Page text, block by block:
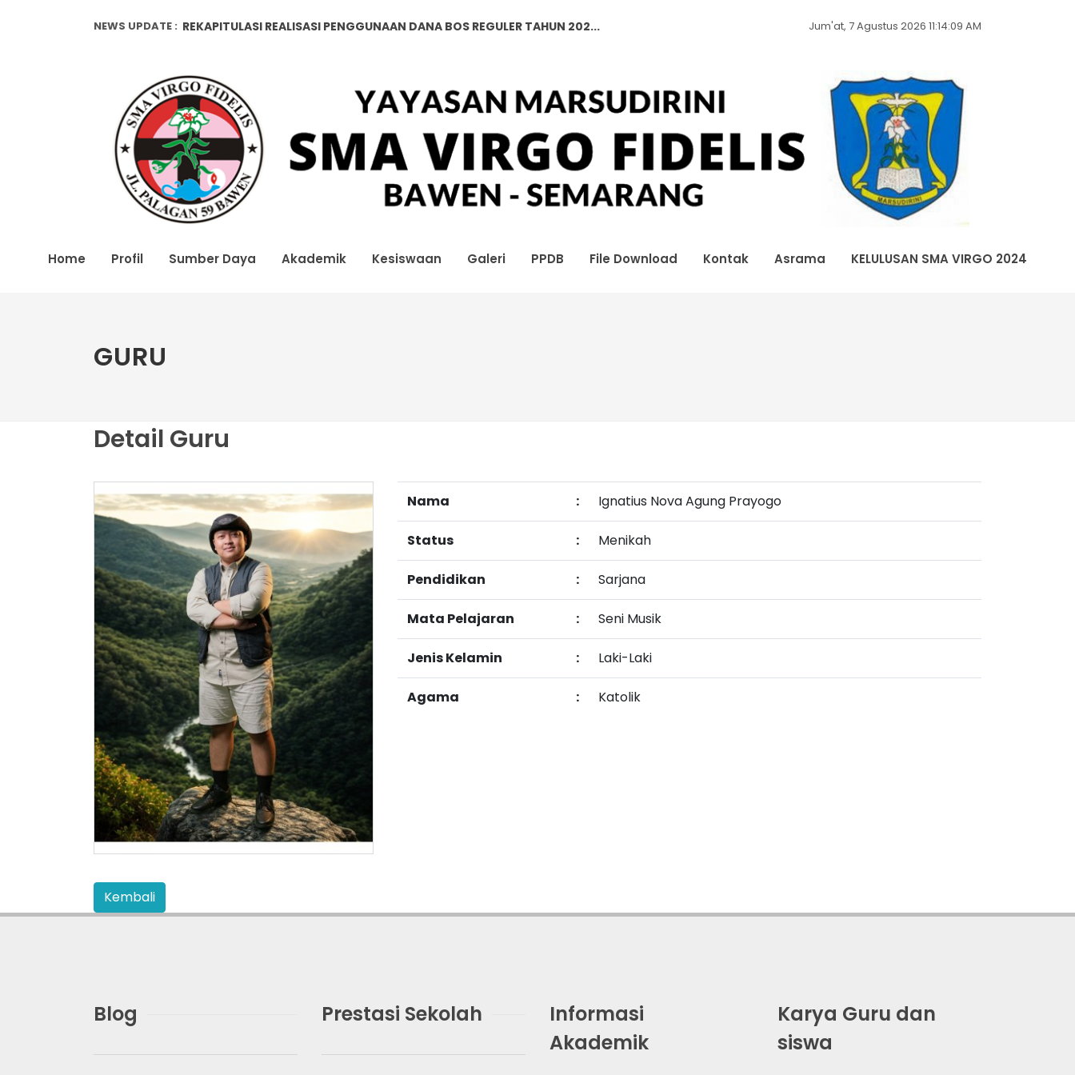
NEWS UPDATE : REKAPITULASI REALISASI PENGGUNAAN DANA BOS REGULER TAHUN 202...
REKAPITULASI REALISASI PENGGUNAAN DANA BOS REGULER TAHUN 202...
Jum'at, 7 Agustus 2026 11:14:10 AM
Home Profil Sumber Daya Akademik Kesiswaan Galeri PPDB File Download Kontak Asrama KELULUSAN SMA VIRGO 2024
GURU
Detail Guru
Nama : Ignatius Nova Agung Prayogo
Status : Menikah
Pendidikan : Sarjana
Mata Pelajaran : Seni Musik
Jenis Kelamin : Laki-Laki
Agama : Katolik
Blog Prestasi Sekolah
Informasi
Akademik
Karya Guru dan
siswa